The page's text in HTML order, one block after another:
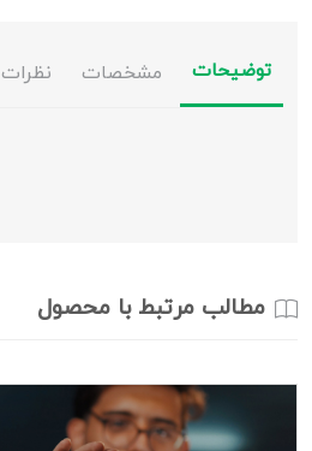
توضیحات مشخصات نظرات
مطالب مرتبط با محصول